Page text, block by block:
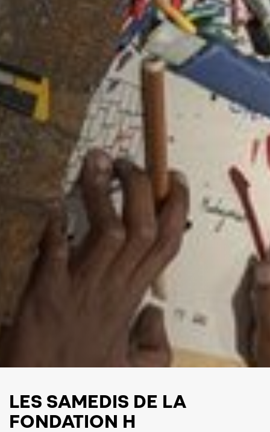
LES SAMEDIS DE LA
FONDATION H